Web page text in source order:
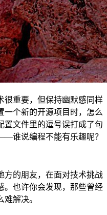
很重要，但保持幽默感同样
一个新的开源项目时，怎么
置文件里的逗号误打成了句
谁说编程不能有乐趣呢？
方的朋友，在面对技术挑战
。也许你会发现，那些曾经
解决。